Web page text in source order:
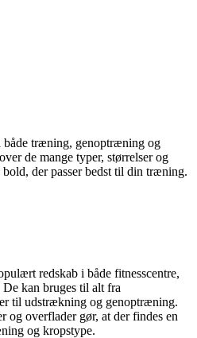
både træning, genoptræning og
de mange typer, størrelser og
der passer bedst til din træning.
redskab i både fitnesscentre,
kan bruges til alt fra
til udstrækning og genoptræning.
og overflader gør, at der findes en
og kropstype.